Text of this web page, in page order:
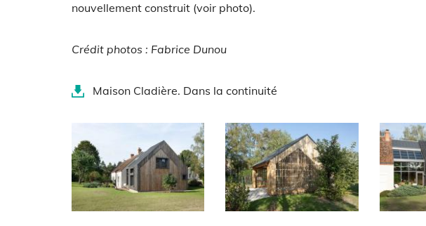
nouvellement construit (voir photo).
Crédit photos : Fabrice Dunou
Document(s)
Maison Cladière. Dans la continuité